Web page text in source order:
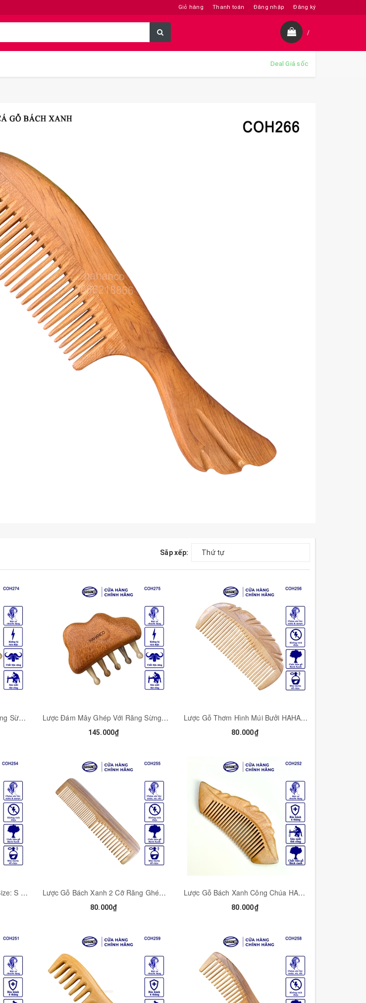
Giỏ hàng Thanh toán Đăng nhập Đăng ký
/
Deal Giá sốc
Sắp xếp: Thứ tự
Lược Gỗ Tai Mèo Ghép Với Răng Sừng HAHANCO Lược Dưỡng Sinh Và Chăm Sóc Tóc - COH274 Lược Đám Mây Ghép Với Răng Sừng HAHANCO Massage Kinh Tuyến Toàn Thân - COH275
145.000₫
Lược Gỗ Thơm Hình Múi Bưởi HAHANCO (Size:S-12cm) Chải Tóc Thư Giãn Hằng Ngày- COH256
80.000₫
Lược gỗ thơm hình múi bưởi (Size: S - 13cm) chải tóc thư giãn hằng ngày (COH254) HAHANCO Lược Gỗ Bách Xanh 2 Cỡ Răng Ghép Răng Bằng Đầu (Size:M-16cm) 2 Loại Răng Tiện Dụng- COH255
80.000₫
Lược Gỗ Bách Xanh Công Chúa HAHANCO (Size: S - 13cm) Chải Tóc Thư Giãn Hằng Ngày - COH252
80.000₫